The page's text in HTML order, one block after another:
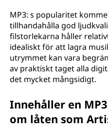
MP3: s popularitet
tillhandahålla god
filstorlekarna håller
idealiskt för att lagra
utrymmet kan vara
av praktiskt taget alla
det mycket mångsidigt.
Innehåller en
om låten som